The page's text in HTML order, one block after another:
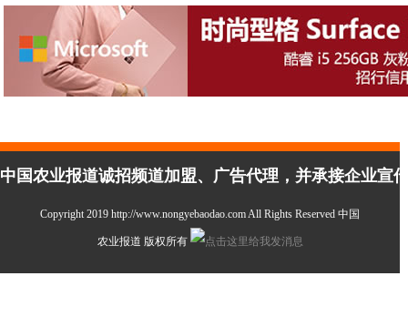
中国农业报道诚招频道加盟、广告代理，并承接企业宣
Copyright 2019 http://www.nongyebaodao.com All Rights Reserved 中国
农业报道 版权所有